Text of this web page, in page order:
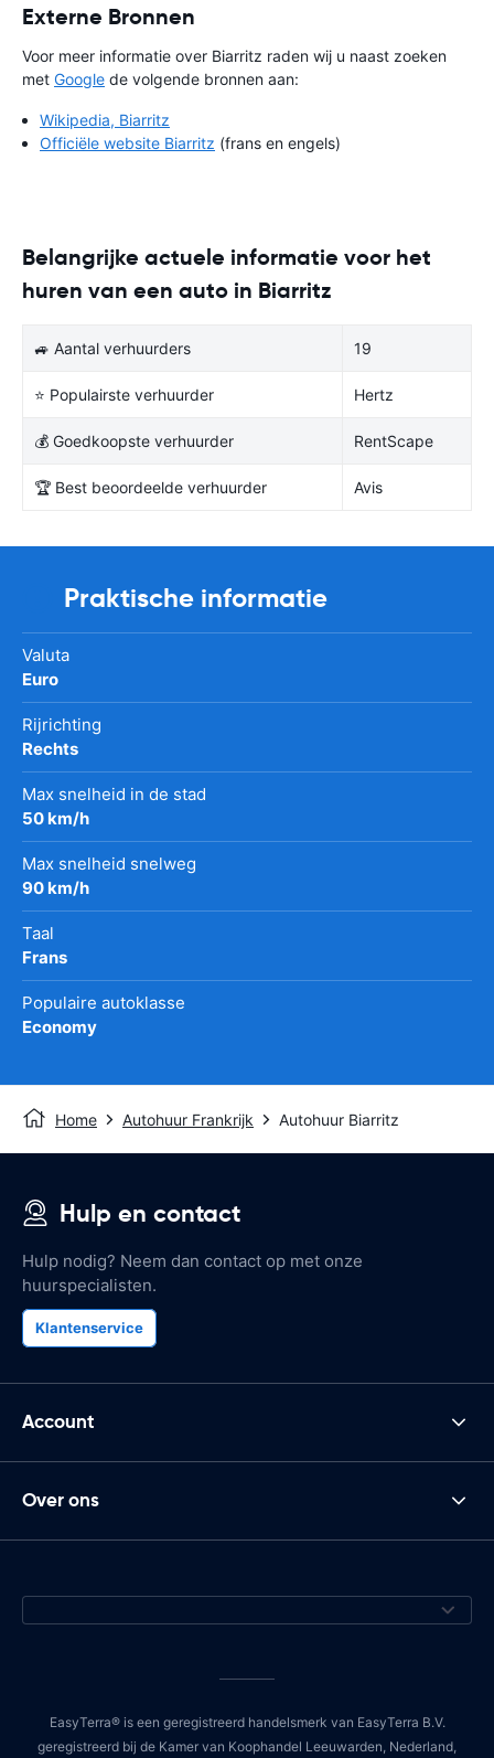
Externe Bronnen
Voor meer informatie over Biarritz raden wij u naast zoeken
met Google de volgende bronnen aan:
Wikipedia, Biarritz
Officiële website Biarritz (frans en engels)
Belangrijke actuele informatie voor het
huren van een auto in Biarritz
🚙 Aantal verhuurders 19
⭐ Populairste verhuurder Hertz
💰 Goedkoopste verhuurder RentScape
🏆 Best beoordeelde verhuurder Avis
Praktische informatie
Valuta
Euro
Rijrichting
Rechts
Max snelheid in de stad
50 km/h
Max snelheid snelweg
90 km/h
Taal
Frans
Populaire autoklasse
Economy
Home Autohuur Frankrijk Autohuur Biarritz
Hulp en contact
Hulp nodig? Neem dan contact op met onze
huurspecialisten.
Klantenservice
Account
Over ons
EasyTerra® is een geregistreerd handelsmerk van EasyTerra B.V.
geregistreerd bij de Kamer van Koophandel Leeuwarden, Nederland,